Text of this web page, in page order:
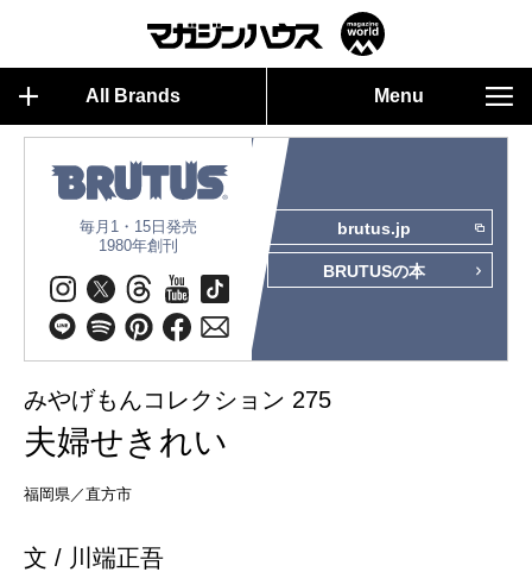
All Brands Menu
毎月1・15日発売
1980年創刊
brutus.jp
BRUTUSの本
みやげもんコレクション 275
夫婦せきれい
福岡県／直方市
文 / 川端正吾